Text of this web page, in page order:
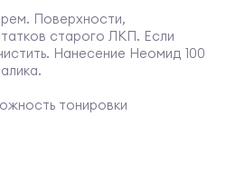
Поверхности,
старого ЛКП. Если
Нанесение Неомид 100
тонировки